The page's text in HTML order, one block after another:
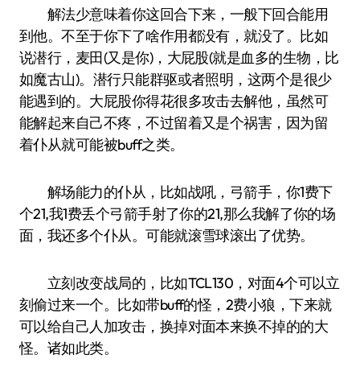
解法少意味着你这回合下来，一般下回合能用
到他。不至于你下了啥作用都没有，就没了。比如
说潜行，麦田(又是你)，大屁股(就是血多的生物，比
如魔古山)。潜行只能群驱或者照明，这两个是很少
能遇到的。大屁股你得花很多攻击去解他，虽然可
能解起来自己不疼，不过留着又是个祸害，因为留
着仆从就可能被buff之类。
解场能力的仆从，比如战吼，弓箭手，你1费下
个21,我1费丢个弓箭手射了你的21,那么我解了你的场
面，我还多个仆从。可能就滚雪球滚出了优势。
立刻改变战局的，比如TCL130，对面4个可以立
刻偷过来一个。比如带buff的怪，2费小狼，下来就
可以给自己人加攻击，换掉对面本来换不掉的的大
怪。诸如此类。